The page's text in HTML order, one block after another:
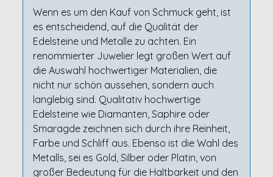
Wenn es um den Kauf von Schmuck geht, ist
es entscheidend, auf die Qualität der
Edelsteine und Metalle zu achten. Ein
renommierter Juwelier legt großen Wert auf
die Auswahl hochwertiger Materialien, die
nicht nur schön aussehen, sondern auch
langlebig sind. Qualitativ hochwertige
Edelsteine wie Diamanten, Saphire oder
Smaragde zeichnen sich durch ihre Reinheit,
Farbe und Schliff aus. Ebenso ist die Wahl des
Metalls, sei es Gold, Silber oder Platin, von
großer Bedeutung für die Haltbarkeit und den